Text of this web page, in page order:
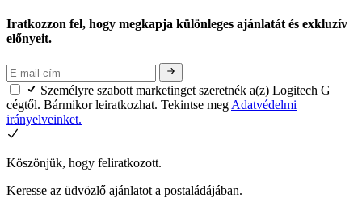
Iratkozzon fel, hogy megkapja különleges ajánlatát és exkluzív
előnyeit.
Személyre szabott marketinget szeretnék a(z) Logitech G
cégtől. Bármikor leiratkozhat. Tekintse meg Adatvédelmi
irányelveinket.
Köszönjük, hogy feliratkozott.
Keresse az üdvözlő ajánlatot a postaládájában.